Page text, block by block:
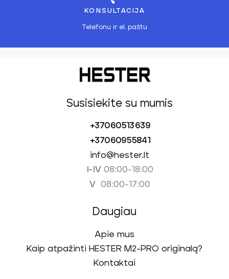
KONSULTACIJA
Telefonu ir el. paštu
Susisiekite su mumis
+37060513639
+37060955841
info@hester.lt
I-IV 08:00-18:00
V 08:00-17:00
Daugiau
Apie mus
Kaip atpažinti HESTER M2-PRO originalą?
Kontaktai